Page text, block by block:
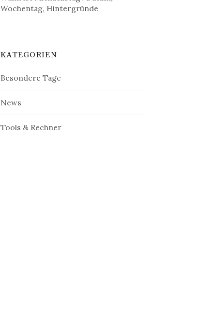
Wochentag, Hintergründe
KATEGORIEN
Besondere Tage
News
Tools & Rechner